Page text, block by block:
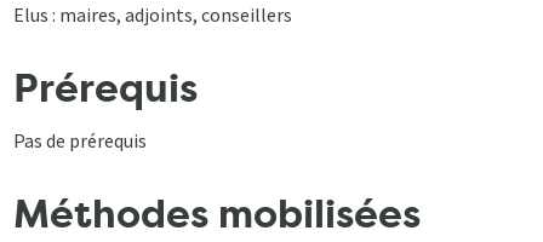
Elus : maires, adjoints, conseillers
Prérequis
Pas de prérequis
Méthodes mobilisées